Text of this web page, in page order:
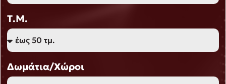
Τ.Μ.
Δωμάτια/Χώροι